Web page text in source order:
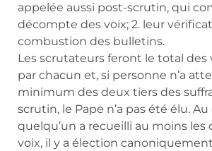
appelée aussi post-scrutin, qui
décompte des voix; 2. leur
combustion des bulletins.
Les scrutateurs feront le total
par chacun et, si personne n’a
minimum des deux tiers des
scrutin, le Pape n’a pas été élu.
quelqu’un a recueilli au moins les
voix, il y a élection